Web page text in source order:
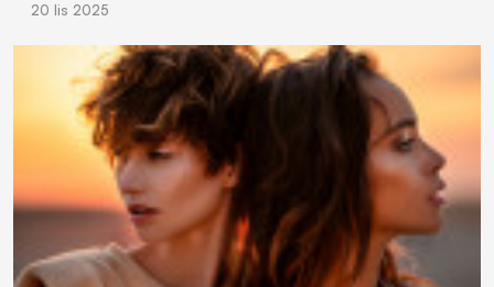
20 lis 2025